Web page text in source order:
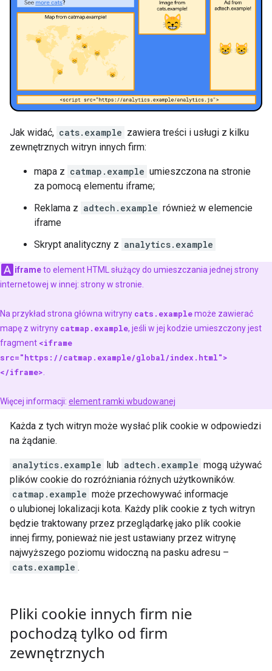
Jak widać, cats.example zawiera treści i usługi z kilku
zewnętrznych witryn innych firm:
mapa z catmap.example umieszczona na stronie
za pomocą elementu iframe;
Reklama z adtech.example również w elemencie
iframe
Skrypt analityczny z analytics.example
iframeto element HTML służący do umieszczania jednej strony
internetowej w innej: strony w stronie.
Na przykład strona główna witryny cats.examplemoże zawierać
mapę z witryny catmap.example, jeśli w jej kodzie umieszczony jest
fragment <iframe
src="https://catmap.example/global/index.html">
</iframe>.
Więcej informacji: element ramki wbudowanej
Każda z tych witryn może wysłać plik cookie w odpowiedzi
na żądanie.
analytics.example lub adtech.example mogą używać
plików cookie do rozróżniania różnych użytkowników.
catmap.example może przechowywać informacje
o ulubionej lokalizacji kota. Każdy plik cookie z tych witryn
będzie traktowany przez przeglądarkę jako plik cookie
innej firmy, ponieważ nie jest ustawiany przez witrynę
najwyższego poziomu widoczną na pasku adresu –
cats.example .
Pliki cookie innych firm nie
pochodzą tylko od firm
zewnętrznych